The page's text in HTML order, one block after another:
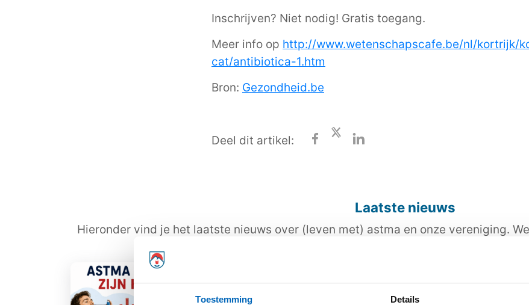
Toestemming Details
Inschrijven? Niet nodig! Gratis toegang.
Meer info op http://www.wetenschapscafe.be/nl/kortrijk/
cat/antibiotica-1.htm
Bron: Gezondheid.be
Deel dit artikel:
Laatste nieuws
Hieronder vind je het laatste nieuws over (leven met) astma en onze vereniging.